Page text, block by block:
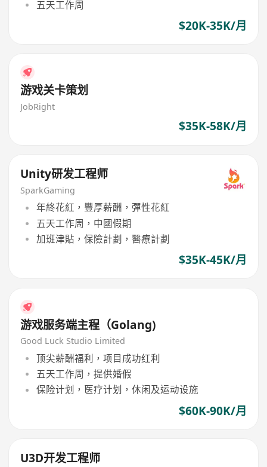
五天工作周
$20K-35K/月
游戏关卡策划
JobRight
$35K-58K/月
Unity研发工程师
SparkGaming
年終花紅，豐厚薪酬，彈性花紅
五天工作周，中國假期
加班津貼，保險計劃，醫療計劃
$35K-45K/月
游戏服务端主程（Golang)
Good Luck Studio Limited
顶尖薪酬福利，项目成功红利
五天工作周，提供婚假
保险计划，医疗计划，休闲及运动设施
$60K-90K/月
U3D开发工程师